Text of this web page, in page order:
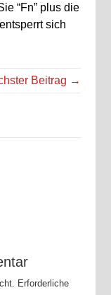
“Fn” plus die
sich
Beitrag →
Erforderliche